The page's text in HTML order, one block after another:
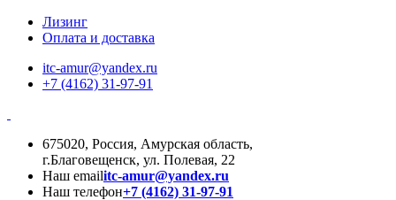
Лизинг
Оплата и доставка
itc-amur@yandex.ru
+7 (4162) 31-97-91
675020, Россия, Амурская область,
г.Благовещенск, ул. Полевая, 22
Наш emailitc-amur@yandex.ru
Наш телефон+7 (4162) 31-97-91